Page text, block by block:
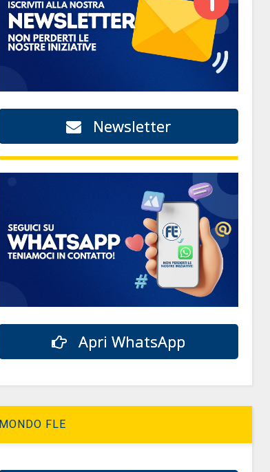
Newsletter
Apri WhatsApp
MONDO FLE